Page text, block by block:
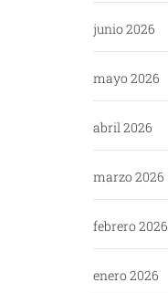
junio 2026
mayo 2026
abril 2026
marzo 2026
febrero 2026
enero 2026